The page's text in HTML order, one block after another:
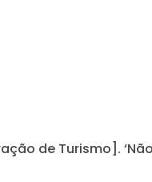
de Turismo].